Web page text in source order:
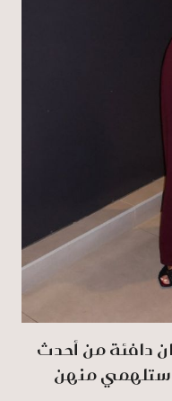
دافئة من أحدث
منهن